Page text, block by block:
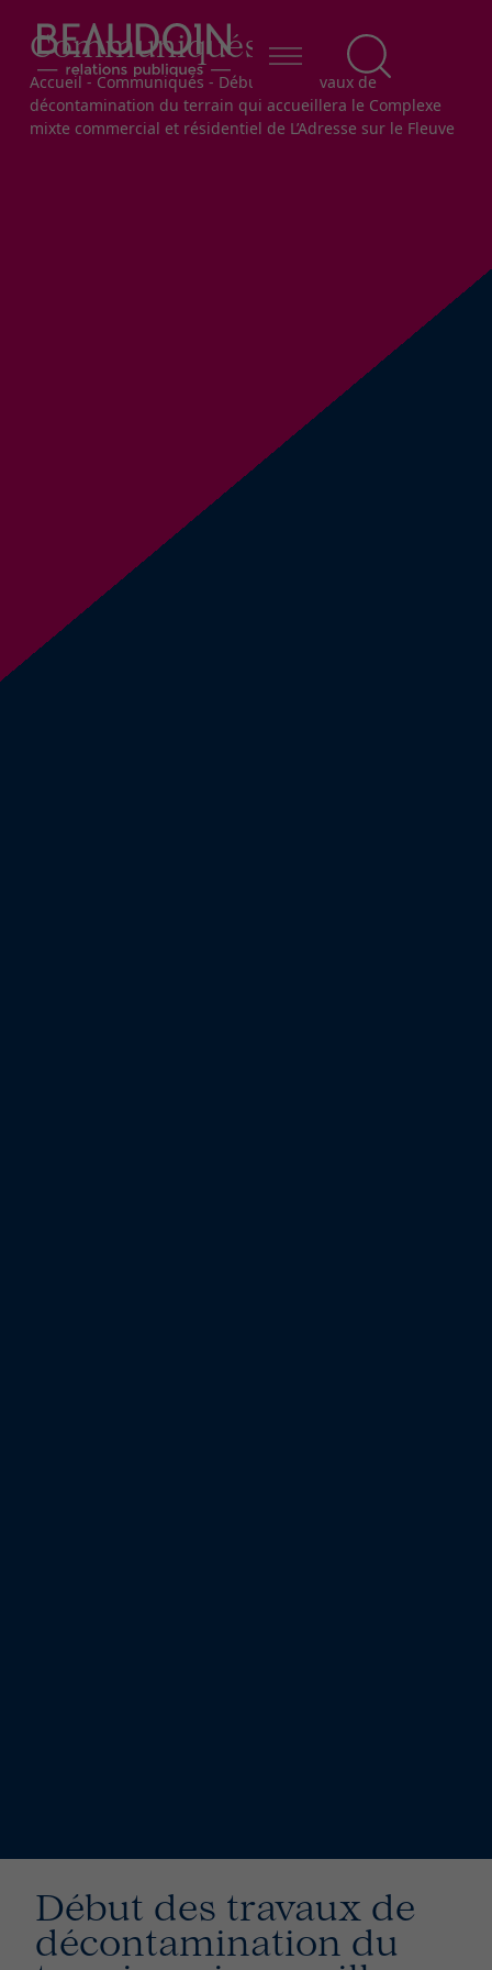
Communiqués
Fil d'Ariane
Accueil-Communiqués - Début des travaux de
décontamination du terrain qui accueillera le Complexe
mixte commercial et résidentiel de L’Adresse sur le Fleuve
Début des travaux de
décontamination du